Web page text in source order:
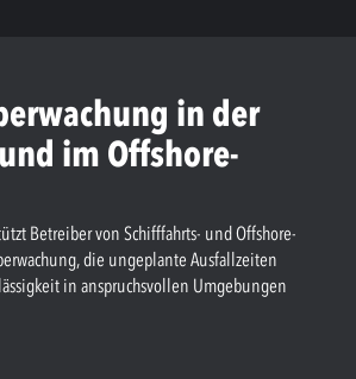
in der
im Offshore-
Betreiber von Schifffahrts- und Offshore-
die ungeplante Ausfallzeiten
in anspruchsvollen Umgebungen